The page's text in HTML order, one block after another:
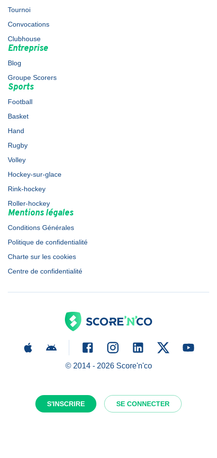
S'INSCRIRE SE CONNECTER
Tournoi
Convocations
Clubhouse
Entreprise
Blog
Groupe Scorers
Sports
Football
Basket
Hand
Rugby
Volley
Hockey-sur-glace
Rink-hockey
Roller-hockey
Mentions légales
Conditions Générales
Politique de confidentialité
Charte sur les cookies
Centre de confidentialité
© 2014 - 2026Score'n'co